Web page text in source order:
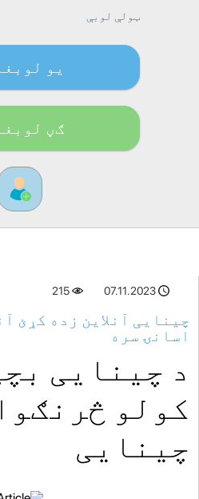
ټولې لوبې
یو
ګڼ
07.11.2023
215
چینایی آنلاین زده کړئ
اسانۍ سره
د چینایی
کولو
چینایی